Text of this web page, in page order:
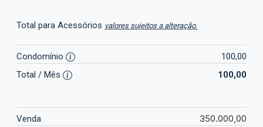
Total para Acessórios valores sujeitos a alteração.
Condomínio
100,00
Total / Mês
100,00
Venda 350.000,00